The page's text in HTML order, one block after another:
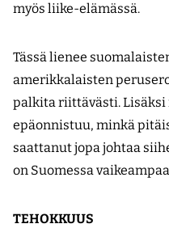
myös liike-elämässä.
Tässä lienee
amerikkalaisten
palkita riittävästi.
epäonnistuu, minkä
saattanut jopa johtaa
on Suomessa
TEHOKKUUS